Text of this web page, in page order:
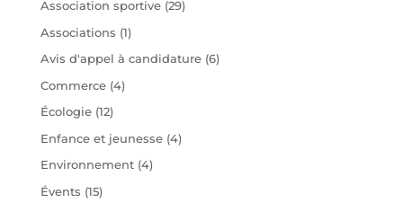
Association sportive(29)
Associations (1)
Avis d'appel à candidature(6)
Commerce(4)
Écologie(12)
Enfance et jeunesse(4)
Environnement(4)
Évents (15)